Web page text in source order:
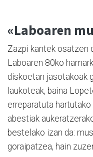
«Laboaren
Zazpi kantek osatzen
Laboaren 80ko
diskoetan jasotakoak
laukoteak, baina
erreparatuta
abestiak
bestelako izan da:
goraipatzea, hain